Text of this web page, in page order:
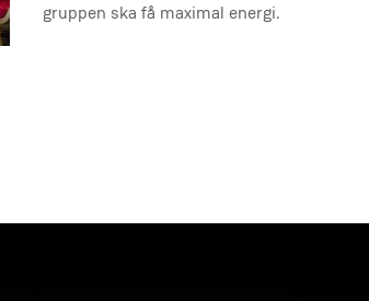
gruppen ska få maximal energi.